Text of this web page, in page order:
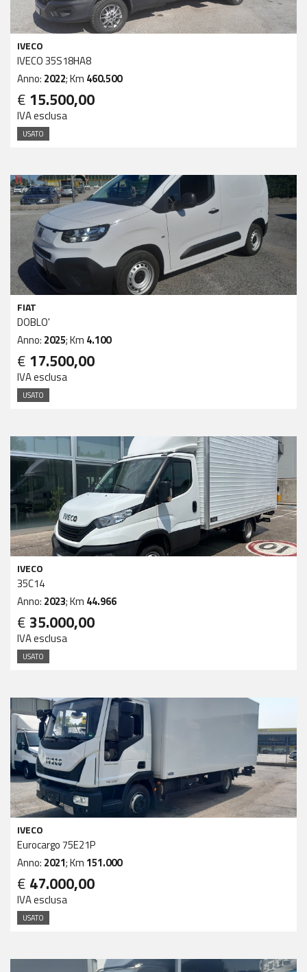
IVECO
IVECO 35S18HA8
Anno: 2022; Km 460.500
€ 15.500,00
IVA esclusa
USATO
FIAT
DOBLO'
Anno: 2025; Km 4.100
€ 17.500,00
IVA esclusa
USATO
IVECO
35C14
Anno: 2023; Km 44.966
€ 35.000,00
IVA esclusa
USATO
IVECO
Eurocargo 75E21P
Anno: 2021; Km 151.000
€ 47.000,00
IVA esclusa
USATO